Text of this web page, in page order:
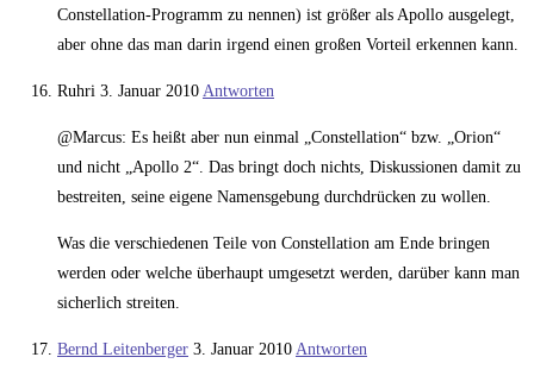
Constellation-Programm zu nennen) ist größer als Apollo ausgelegt,
aber ohne das man darin irgend einen großen Vorteil erkennen kann.
Ruhri 3. Januar 2010 Antworten
@Marcus: Es heißt aber nun einmal „Constellation“ bzw. „Orion“
und nicht „Apollo 2“. Das bringt doch nichts, Diskussionen damit zu
bestreiten, seine eigene Namensgebung durchdrücken zu wollen.
Was die verschiedenen Teile von Constellation am Ende bringen
werden oder welche überhaupt umgesetzt werden, darüber kann man
sicherlich streiten.
Bernd Leitenberger 3. Januar 2010 Antworten